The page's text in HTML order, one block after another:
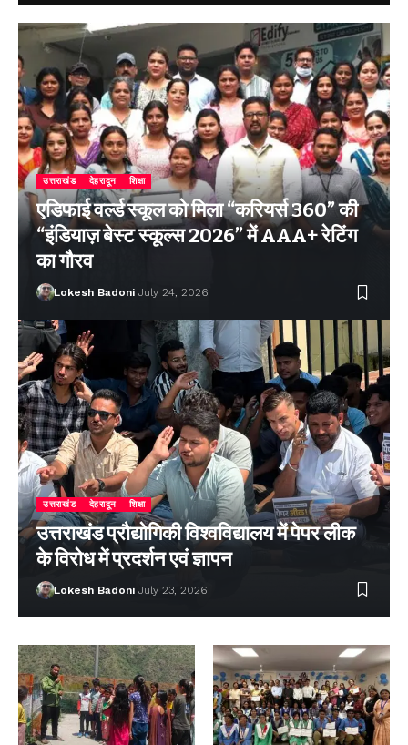
उत्तराखंड देहरादून शिक्षा
एडिफाई वर्ल्ड स्कूल को मिला “करियर्स 360” की
“इंडियाज़ बेस्ट स्कूल्स 2026” में AAA+ रेटिंग
का गौरव
Lokesh Badoni July 24, 2026
उत्तराखंड देहरादून शिक्षा
उत्तराखंड प्रौद्योगिकी विश्वविद्यालय में पेपर लीक
के विरोध में प्रदर्शन एवं ज्ञापन
Lokesh Badoni July 23, 2026